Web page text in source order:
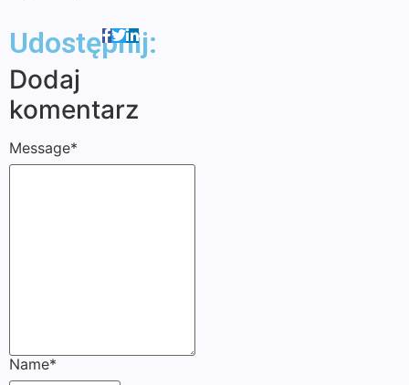
Udostępnij:
Dodaj
komentarz
Message*
Name*